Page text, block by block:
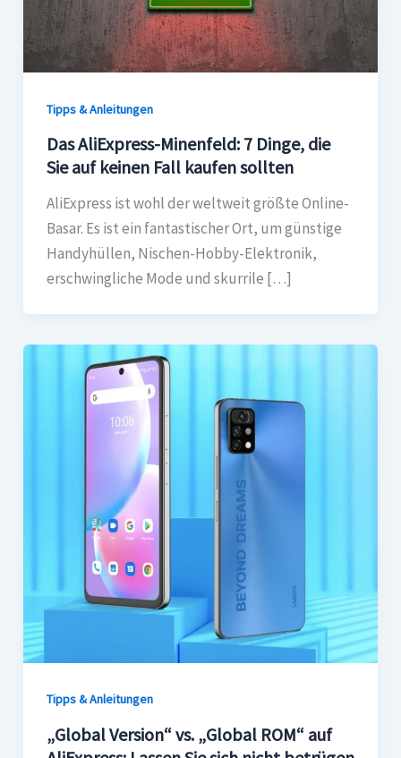
Tipps & Anleitungen
Das AliExpress-Minenfeld: 7 Dinge, die
Sie auf keinen Fall kaufen sollten
AliExpress ist wohl der weltweit größte Online-
Basar. Es ist ein fantastischer Ort, um günstige
Handyhüllen, Nischen-Hobby-Elektronik,
erschwingliche Mode und skurrile […]
Tipps & Anleitungen
„Global Version“ vs. „Global ROM“ auf